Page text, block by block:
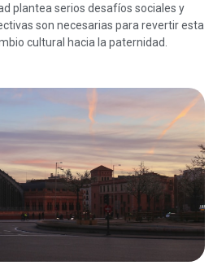
plantea serios desafíos sociales y
son necesarias para revertir esta
cultural hacia la paternidad.